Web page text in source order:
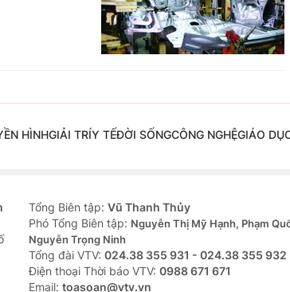
HÌNHGIẢI TRÍY TẾĐỜI SỐNGCÔNG NGHỆGIÁO
Tổng Biên tập: Vũ Thanh Thủy
Phó Tổng Biên tập: Nguyễn Thị Mỹ Hạnh, Phạm
Nguyễn Trọng Ninh
Tổng đài VTV: 024.38 355 931 - 024.38 355 932
Ðiện thoại Thời báo VTV: 0988 671 671
Email: toasoan@vtv.vn